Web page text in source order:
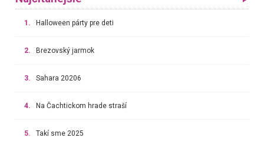
1. Halloween párty pre deti
2. Brezovský jarmok
3. Sahara 20206
4. Na Čachtickom hrade straší
5. Takí sme 2025